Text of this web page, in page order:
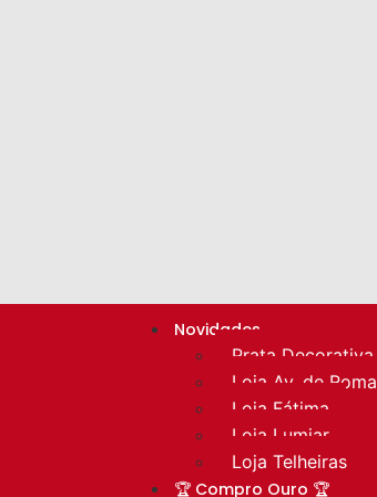
Novidades
Prata Decorativa
Loja Av. de Roma
Loja Fátima
Loja Lumiar
Loja Telheiras
🏆 Compro Ouro 🏆